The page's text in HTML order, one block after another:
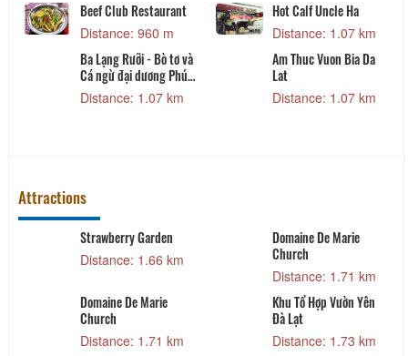
Beef Club Restaurant
Distance: 960 m
Hot Calf Uncle Ha
Distance: 1.07 km
Ba Lạng Rưỡi - Bò tơ và
Cá ngừ đại dương Phú
Yên
Distance: 1.07 km
Am Thuc Vuon Bia Da
Lat
Distance: 1.07 km
Attractions
Strawberry Garden
Distance: 1.66 km
Domaine De Marie
Church
Distance: 1.71 km
Domaine De Marie
Church
Distance: 1.71 km
Khu Tổ Hợp Vườn Yên
Đà Lạt
Distance: 1.73 km